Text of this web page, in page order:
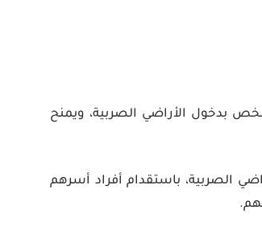
بدخول الأراضي الصربية، ويمنح
الصربية، باستقدام أفراد أسرهم